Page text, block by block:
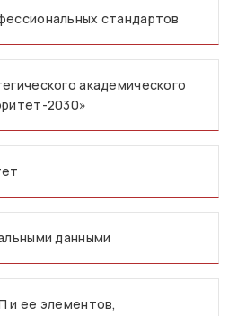
стандартов
академического
2030»
данными
и ее элементов,